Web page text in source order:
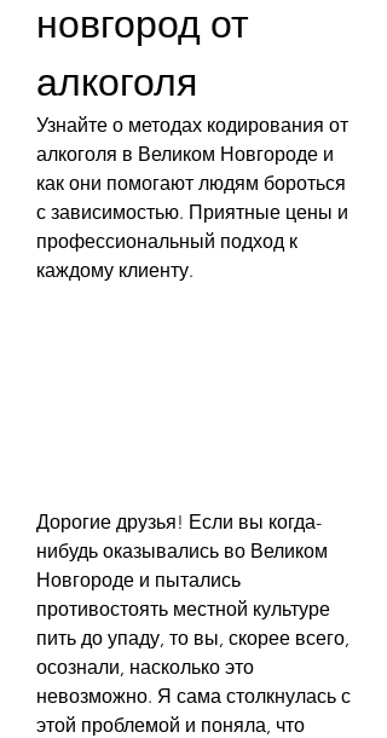
новгород от
алкоголя
Узнайте о методах кодирования от
алкоголя в Великом Новгороде и
как они помогают людям бороться
с зависимостью. Приятные цены и
профессиональный подход к
каждому клиенту.
Дорогие друзья! Если вы когда-
нибудь оказывались во Великом
Новгороде и пытались
противостоять местной культуре
пить до упаду, то вы, скорее всего,
осознали, насколько это
невозможно. Я сама столкнулась с
этой проблемой и поняла, что